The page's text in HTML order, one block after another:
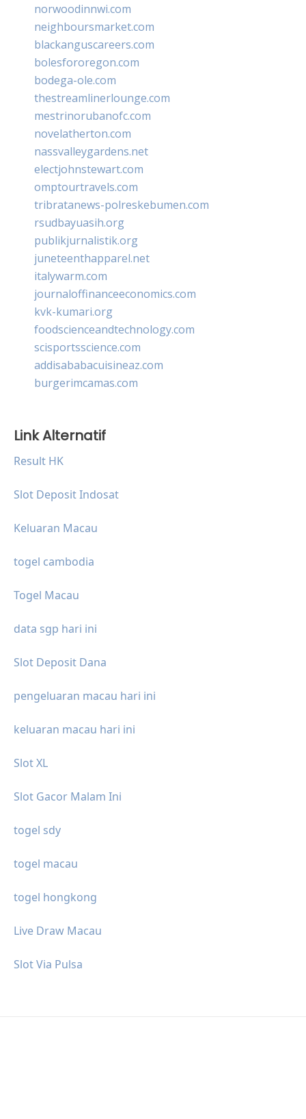
norwoodinnwi.com
neighboursmarket.com
blackanguscareers.com
bolesfororegon.com
bodega-ole.com
thestreamlinerlounge.com
mestrinorubanofc.com
novelatherton.com
nassvalleygardens.net
electjohnstewart.com
omptourtravels.com
tribratanews-polreskebumen.com
rsudbayuasih.org
publikjurnalistik.org
juneteenthapparel.net
italywarm.com
journaloffinanceeconomics.com
kvk-kumari.org
foodscienceandtechnology.com
scisportsscience.com
addisababacuisineaz.com
burgerimcamas.com
Link Alternatif
Result HK
Slot Deposit Indosat
Keluaran Macau
togel cambodia
Togel Macau
data sgp hari ini
Slot Deposit Dana
pengeluaran macau hari ini
keluaran macau hari ini
Slot XL
Slot Gacor Malam Ini
togel sdy
togel macau
togel hongkong
Live Draw Macau
Slot Via Pulsa